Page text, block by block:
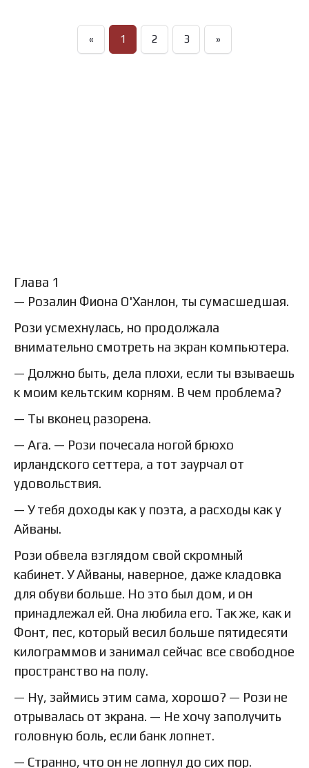
« 1 2 3 »
Глава 1
— Розалин Фиона О'Ханлон, ты сумасшедшая.
Рози усмехнулась, но продолжала
внимательно смотреть на экран компьютера.
— Должно быть, дела плохи, если ты взываешь
к моим кельтским корням. В чем проблема?
— Ты вконец разорена.
— Ага. — Рози почесала ногой брюхо
ирландского сеттера, а тот заурчал от
удовольствия.
— У тебя доходы как у поэта, а расходы как у
Айваны.
Рози обвела взглядом свой скромный
кабинет. У Айваны, наверное, даже кладовка
для обуви больше. Но это был дом, и он
принадлежал ей. Она любила его. Так же, как и
Фонт, пес, который весил больше пятидесяти
килограммов и занимал сейчас все свободное
пространство на полу.
— Ну, займись этим сама, хорошо? — Рози не
отрывалась от экрана. — Не хочу заполучить
головную боль, если банк лопнет.
— Странно, что он не лопнул до сих пор.